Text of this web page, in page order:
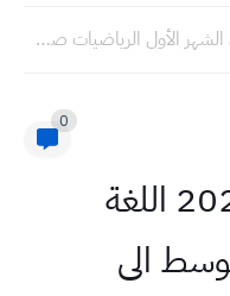
أسئلة امتحان الشهر الأول الرياضيات صف الثالث المتوسط
0
أسئلة نصف السنة 2024 اللغة
الى